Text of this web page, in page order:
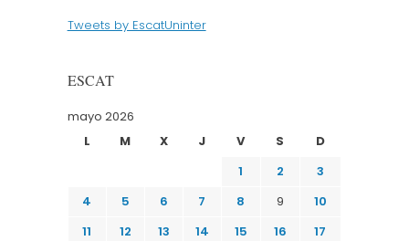
Tweets by EscatUninter
ESCAT
mayo 2026
L
M X J V S
D
1
2
3
4
5 6 7 8 9
10
11
12 13 14 15 16
17